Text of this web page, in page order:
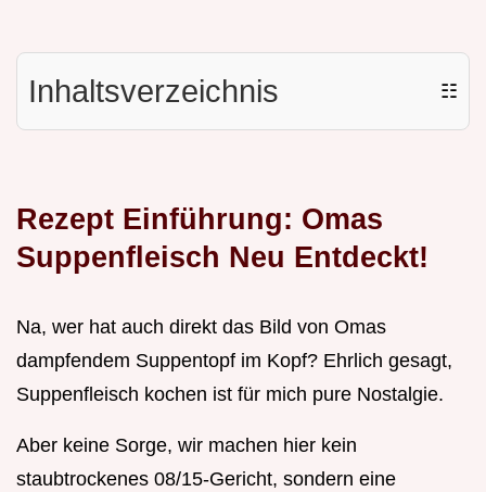
Inhaltsverzeichnis ☷
Rezept Einführung: Omas
Suppenfleisch Neu Entdeckt!
Na, wer hat auch direkt das Bild von Omas
dampfendem Suppentopf im Kopf? Ehrlich gesagt,
Suppenfleisch kochen ist für mich pure Nostalgie.
Aber keine Sorge, wir machen hier kein
staubtrockenes 08/15-Gericht, sondern eine